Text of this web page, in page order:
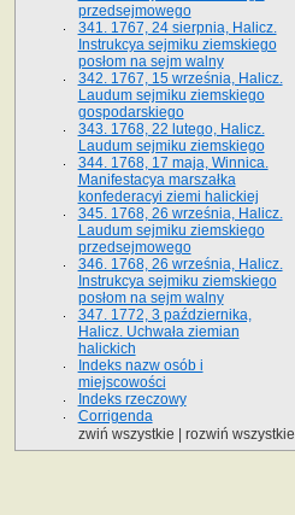
przedsejmowego
341. 1767, 24 sierpnia, Halicz.
Instrukcya sejmiku ziemskiego
posłom na sejm walny
342. 1767, 15 września, Halicz.
Laudum sejmiku ziemskiego
gospodarskiego
343. 1768, 22 lutego, Halicz.
Laudum sejmiku ziemskiego
344. 1768, 17 maja, Winnica.
Manifestacya marszałka
konfederacyi ziemi halickiej
345. 1768, 26 września, Halicz.
Laudum sejmiku ziemskiego
przedsejmowego
346. 1768, 26 września, Halicz.
Instrukcya sejmiku ziemskiego
posłom na sejm walny
347. 1772, 3 października,
Halicz. Uchwała ziemian
halickich
Indeks nazw osób i
miejscowości
Indeks rzeczowy
Corrigenda
zwiń wszystkie
rozwiń wszystkie